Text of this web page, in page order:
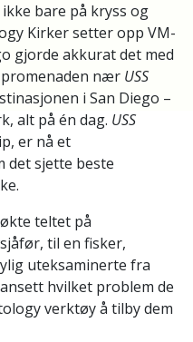
bare på kryss og
Kirker setter opp VM-
gjorde akkurat det med
nær USS
i San Diego –
alt på én dag. USS
er nå et
det sjette beste
teltet på
til en fisker,
uteksaminerte fra
hvilket problem de
verktøy å tilby dem